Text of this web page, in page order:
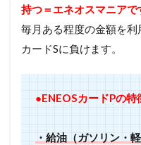
持つ＝エネオスマニアで
毎月ある程度の金額を
カードSに負けます。
●ENEOSカードPの特
・給油（ガソリン・